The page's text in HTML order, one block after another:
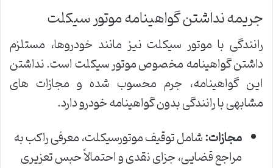
جریمه نداشتن گواهینامه موتور سیکلت
رانندگی با موتور سیکلت نیز مانند خودروها، مستلزم
داشتن گواهینامه مخصوص موتور سیکلت است. نداشتن
این گواهینامه، جرم محسوب شده و مجازات های
مشابهی با رانندگی بدون گواهینامه خودرو دارد.
مجازات:شامل توقیف موتورسیکلت، معرفی راکب به
مراجع قضایی، جزای نقدی و احتمالاً حبس تعزیری